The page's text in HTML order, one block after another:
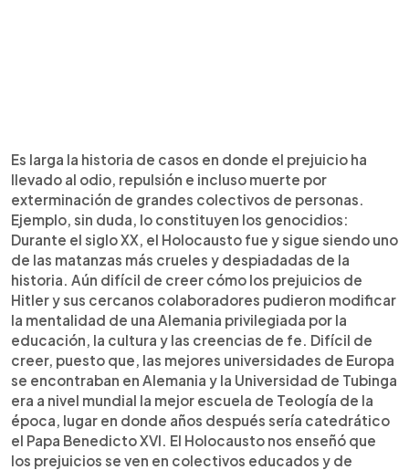
Es larga la historia de casos en donde el prejuicio ha
llevado al odio, repulsión e incluso muerte por
exterminación de grandes colectivos de personas.
Ejemplo, sin duda, lo constituyen los genocidios:
Durante el siglo XX, el Holocausto fue y sigue siendo uno
de las matanzas más crueles y despiadadas de la
historia. Aún difícil de creer cómo los prejuicios de
Hitler y sus cercanos colaboradores pudieron modificar
la mentalidad de una Alemania privilegiada por la
educación, la cultura y las creencias de fe. Difícil de
creer, puesto que, las mejores universidades de Europa
se encontraban en Alemania y la Universidad de Tubinga
era a nivel mundial la mejor escuela de Teología de la
época, lugar en donde años después sería catedrático
el Papa Benedicto XVI. El Holocausto nos enseñó que
los prejuicios se ven en colectivos educados y de